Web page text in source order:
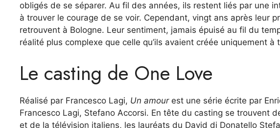
obligés de se séparer. Au fil des années, ils restent liés par une
à trouver le courage de se voir. Cependant, vingt ans après leur
retrouvent à Bologne. Leur sentiment, jamais épuisé au fil du
réalité plus complexe que celle qu’ils avaient créée uniquement à
Le casting de One Love
Réalisé par Francesco Lagi, Un amourest une série écrite par
Francesco Lagi, Stefano Accorsi. En tête du casting se trouvent
et de la télévision italiens, les lauréats du David di Donatello